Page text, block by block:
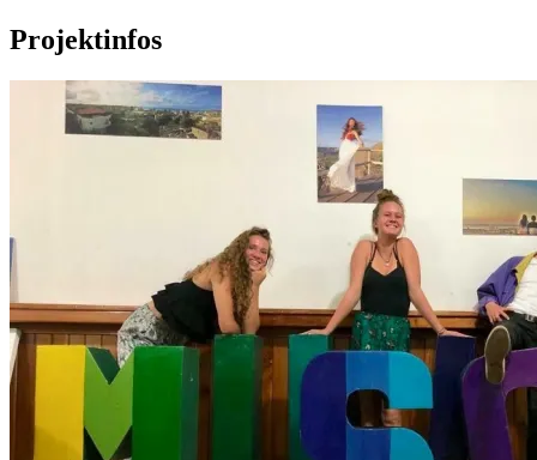
Projektinfos